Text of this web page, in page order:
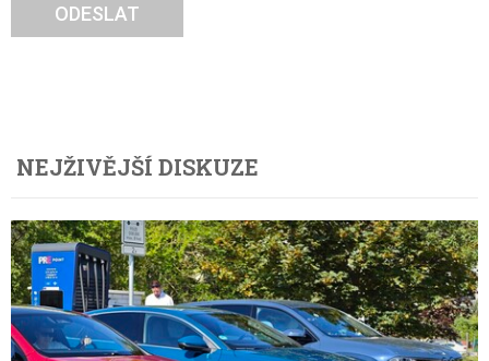
ODESLAT
NEJŽIVĚJŠÍ DISKUZE